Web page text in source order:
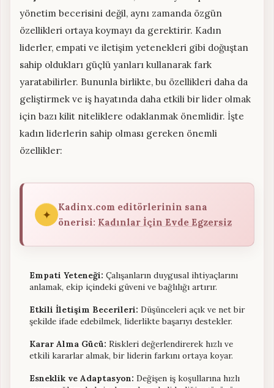
yönetim becerisini değil, aynı zamanda özgün
özellikleri ortaya koymayı da gerektirir. Kadın
liderler, empati ve iletişim yetenekleri gibi doğuştan
sahip oldukları güçlü yanları kullanarak fark
yaratabilirler. Bununla birlikte, bu özellikleri daha da
geliştirmek ve iş hayatında daha etkili bir lider olmak
için bazı kilit niteliklere odaklanmak önemlidir. İşte
kadın liderlerin sahip olması gereken önemli
özellikler:
✦
Kadinx.com editörlerinin sana
önerisi: Kadınlar İçin Evde Egzersiz
Empati Yeteneği: Çalışanların duygusal ihtiyaçlarını
anlamak, ekip içindeki güveni ve bağlılığı artırır.
Etkili İletişim Becerileri: Düşünceleri açık ve net bir
şekilde ifade edebilmek, liderlikte başarıyı destekler.
Karar Alma Gücü: Riskleri değerlendirerek hızlı ve
etkili kararlar almak, bir liderin farkını ortaya koyar.
Esneklik ve Adaptasyon: Değişen iş koşullarına hızlı